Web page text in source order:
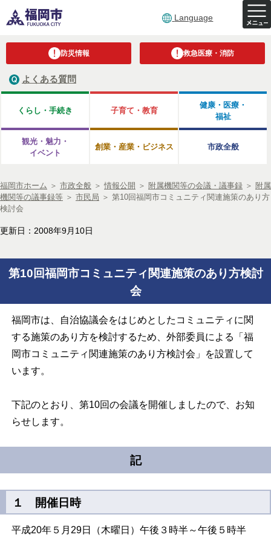
Language
防災情報 救急医療・消防
よくある質問
くらし・手続き 子育て・教育
健康・医療・
福祉
観光・魅力・
イベント
創業・産業・ビジネス 市政全般
福岡市ホーム ＞ 市政全般 ＞ 情報公開 ＞ 附属機関等の会議・議事録 ＞ 附属
機関等の議事録等 ＞ 市民局 ＞ 第10回福岡市コミュニティ関連施策のあり方
検討会
更新日：2008年9月10日
第10回福岡市コミュニティ関連施策のあり方検討
会
福岡市は、自治協議会をはじめとしたコミュニティに関
する施策のあり方を検討するため、外部委員による「福
岡市コミュニティ関連施策のあり方検討会」を設置して
います。
下記のとおり、第10回の会議を開催しましたので、お知
らせします。
記
１ 開催日時
平成20年５月29日（木曜日）午後３時半～午後５時半